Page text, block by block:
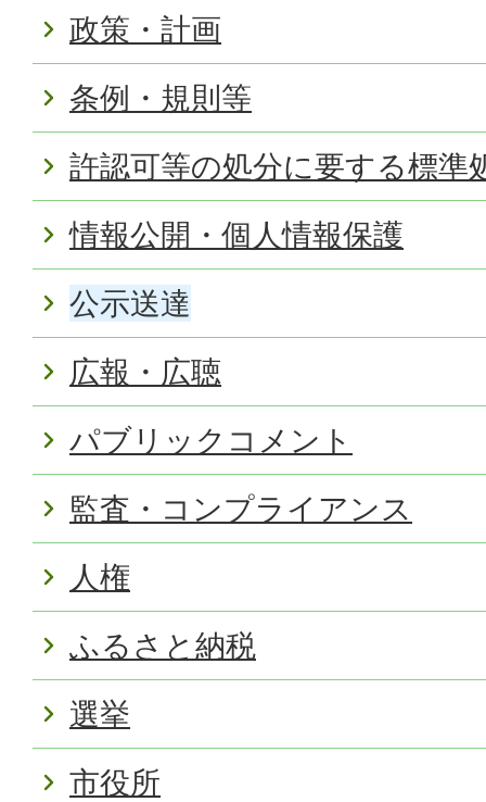
政策・計画
条例・規則等
許認可等の処分に要する標準
情報公開・個人情報保護
公示送達
広報・広聴
パブリックコメント
監査・コンプライアンス
人権
ふるさと納税
選挙
市役所